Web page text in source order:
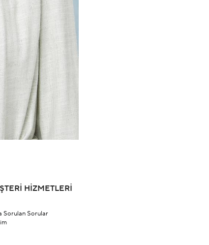
HİZMETLERİ
Sorulan Sorular